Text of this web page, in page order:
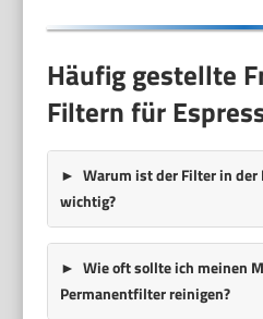
Häufig gestellte
Filtern für
Warum ist der Filter in der
wichtig?
Wie oft sollte ich meinen
Permanentfilter reinigen?